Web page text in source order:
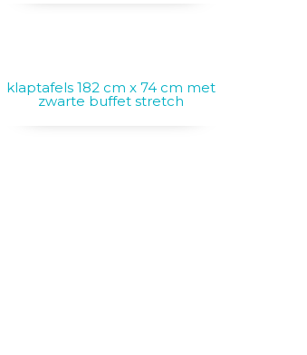
klaptafels 182 cm x 74 cm met
zwarte buffet stretch